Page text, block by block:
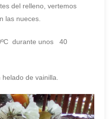
del relleno, vertemos
las nueces.
durante unos 40
de vainilla.